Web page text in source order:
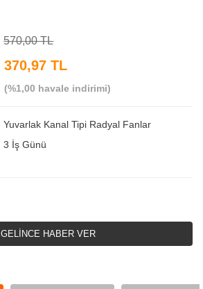
570,00 TL
370,97 TL
(%1,00 havale indirimi)
Yuvarlak Kanal Tipi Radyal Fanlar
3 İş Günü
GELİNCE HABER VER